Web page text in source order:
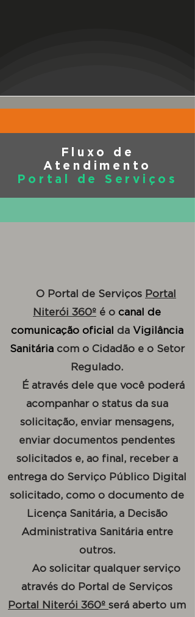
Fluxo de
Atendimento
Portal de Serviços
O Portal de Serviços Portal
Niterói 360º é o canal de
comunicação oficial da Vigilância
Sanitáriacom o Cidadão e o Setor
Regulado.
É através dele que você poderá
acompanhar o status da sua
solicitação, enviar mensagens,
enviar documentos pendentes
solicitados e, ao final, receber a
entrega do Serviço Público Digital
solicitado, como o documento de
Licença Sanitária, a Decisão
Administrativa Sanitária entre
outros.
Ao solicitar qualquer serviço
através do Portal de Serviços
Portal Niterói 360º será aberto um